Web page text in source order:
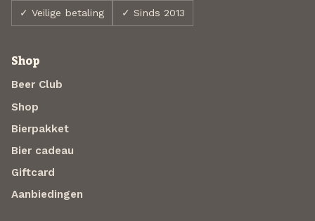
✓ Veilige betaling ✓ Sinds 2013
Shop
Beer Club
Shop
Bierpakket
Bier cadeau
Giftcard
Aanbiedingen